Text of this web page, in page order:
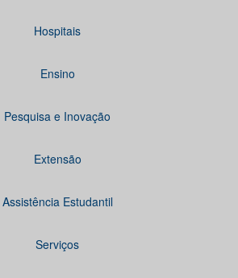
Hospitais
Ensino
Pesquisa e Inovação
Extensão
Assistência Estudantil
Serviços